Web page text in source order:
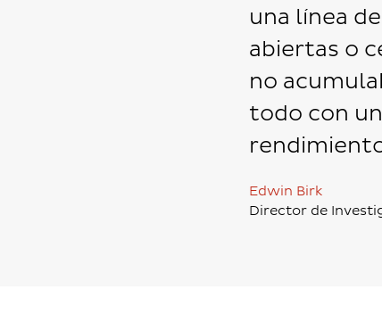
una línea
abiertas o
no
todo con
Edwin Birk
Director de